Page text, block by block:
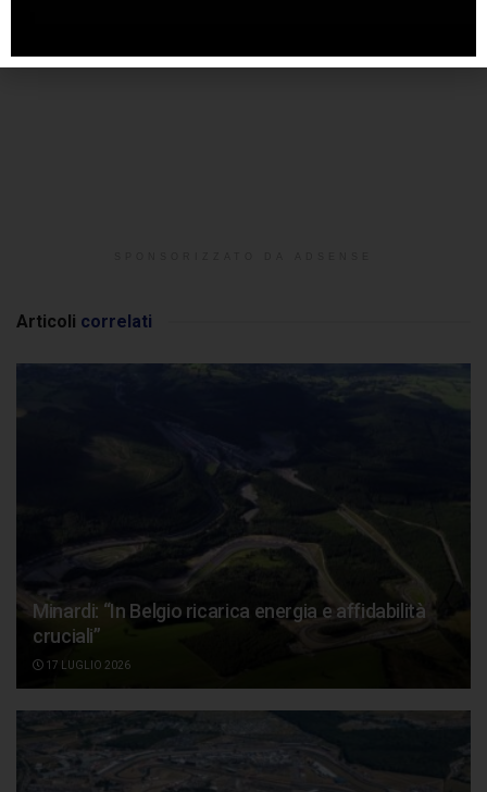
Articoli correlati
Minardi: “In Belgio ricarica energia e affidabilità
cruciali”
17 LUGLIO 2026